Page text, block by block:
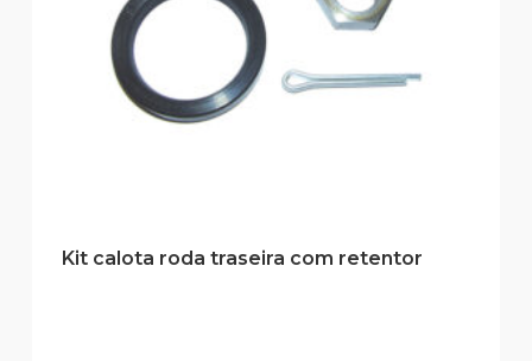
Kit calota roda traseira com retentor